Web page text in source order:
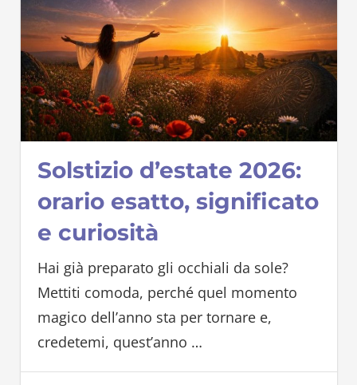
Solstizio d’estate 2026:
orario esatto, significato
e curiosità
Hai già preparato gli occhiali da sole?
Mettiti comoda, perché quel momento
magico dell’anno sta per tornare e,
credetemi, quest’anno …